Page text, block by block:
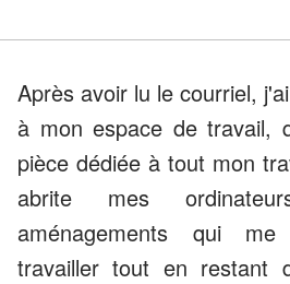
Après avoir lu le courriel,
à mon espace de travail,
pièce dédiée à tout mon
abrite mes
aménagements qui
travailler tout en restant